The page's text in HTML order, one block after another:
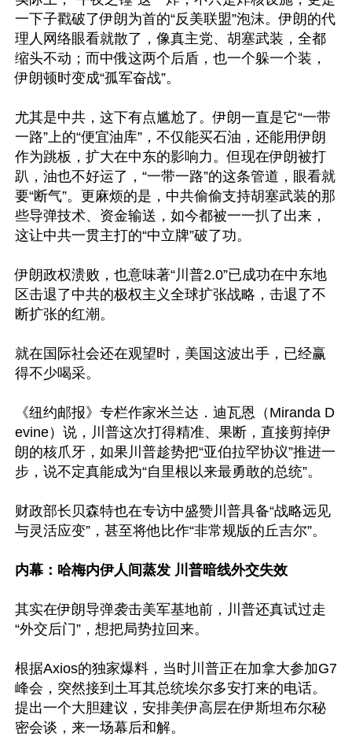
一下子戳破了伊朗为首的“反美联盟”泡沫。伊朗的代
理人网络眼看就散了，像真主党、胡塞武装，全都
缩头不动；而中俄这两个后盾，也一个躲一个装，
伊朗顿时变成“孤军奋战”。
尤其是中共，这下有点尴尬了。伊朗一直是它“一带
一路”上的“便宜油库”，不仅能买石油，还能用伊朗
作为跳板，扩大在中东的影响力。但现在伊朗被打
趴，油也不好运了，“一带一路”的这条管道，眼看就
要“断气”。更麻烦的是，中共偷偷支持胡塞武装的那
些导弹技术、资金输送，如今都被一一扒了出来，
这让中共一贯主打的“中立牌”破了功。
伊朗政权溃败，也意味著“川普2.0”已成功在中东地
区击退了中共的极权主义全球扩张战略，击退了不
断扩张的红潮。
就在国际社会还在观望时，美国这波出手，已经赢
得不少喝采。
《纽约邮报》专栏作家米兰达．迪瓦恩（Miranda D
evine）说，川普这次打得精准、果断，直接剪掉伊
朗的核爪牙，如果川普趁势把“亚伯拉罕协议”推进一
步，说不定真能成为“自里根以来最勇敢的总统”。
财政部长贝森特也在专访中盛赞川普具备“战略远见
与灵活应变”，甚至将他比作“非常规版的丘吉尔”。
内幕：哈梅内伊人间蒸发 川普暗线外交失效
其实在伊朗导弹袭击美军基地前，川普还真试过走
“外交后门”，想把局势拉回来。
根据Axios的独家爆料，当时川普正在加拿大参加G7
峰会，突然接到土耳其总统埃尔多安打来的电话。
提出一个大胆建议，安排美伊高层在伊斯坦布尔秘
密会谈，来一场幕后和解。